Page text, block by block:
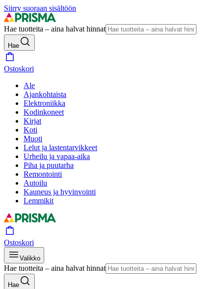
Siirry suoraan sisältöön
Hae tuotteita – aina halvat hinnat
Hae
Ostoskori
Ale
Ajankohtaista
Elektroniikka
Kodinkoneet
Kirjat
Koti
Muoti
Lelut ja lastentarvikkeet
Urheilu ja vapaa-aika
Piha ja puutarha
Remontointi
Autoilu
Kauneus ja hyvinvointi
Lemmikit
Ostoskori
Valikko
Hae tuotteita – aina halvat hinnat
Hae